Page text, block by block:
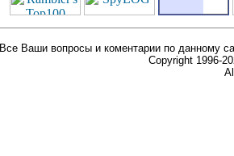
Все Ваши вопросы и коментарии по данному
Copyright 1996-